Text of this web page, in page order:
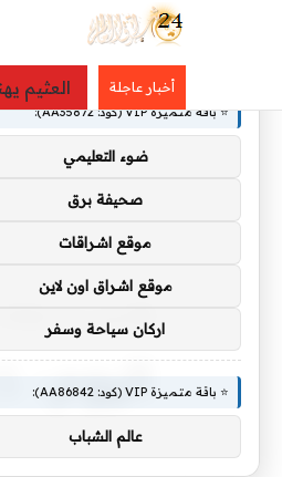
أخبار عاجلة
الرئيسية
اليوم:15
⭐ باقة متميزة VIP (كود: AA35872):
ضوء التعليمي
صحيفة برق
موقع اشراقات
موقع اشراق اون لاين
اركان سياحة وسفر
⭐ باقة متميزة VIP (كود: AA86842):
عالم الشباب